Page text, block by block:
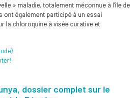
» maladie, totalement méconnue à l’île de
ont également participé à un essai
la chloroquine à visée curative et
dossier complet sur le